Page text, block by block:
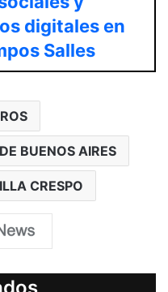
digitales en
Salles
BUENOS AIRES
CRESPO